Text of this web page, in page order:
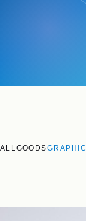
ALL GOODSGRAPHIC